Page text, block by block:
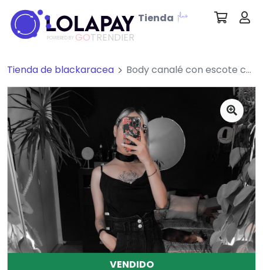
POWERED BY GOTRENDIER
Tienda
Tienda de blackaracea Body canalé con escote caído
VENDIDO